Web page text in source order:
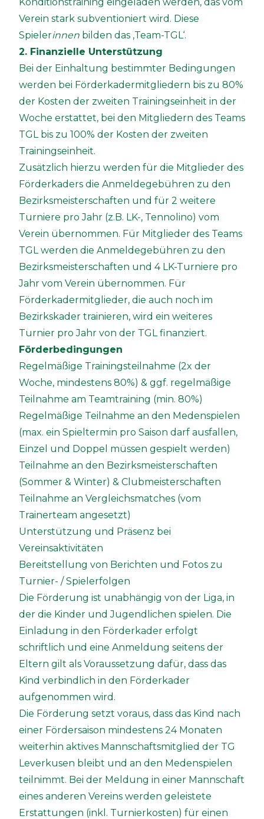
Verein stark subventioniert wird. Diese
Spielerinnen bilden das ‚Team-TGL‘.
2. Finanzielle Unterstützung
Bei der Einhaltung bestimmter Bedingungen
werden bei Förderkadermitgliedern bis zu 80%
der Kosten der zweiten Trainingseinheit in der
Woche erstattet, bei den Mitgliedern des Teams
TGL bis zu 100% der Kosten der zweiten
Trainingseinheit.
Zusätzlich hierzu werden für die Mitglieder des
Förderkaders die Anmeldegebühren zu den
Bezirksmeisterschaften und für 2 weitere
Turniere pro Jahr (z.B. LK-, Tennolino) vom
Verein übernommen. Für Mitglieder des Teams
TGL werden die Anmeldegebühren zu den
Bezirksmeisterschaften und 4 LK-Turniere pro
Jahr vom Verein übernommen. Für
Förderkadermitglieder, die auch noch im
Bezirkskader trainieren, wird ein weiteres
Turnier pro Jahr von der TGL finanziert.
Förderbedingungen
Regelmäßige Trainingsteilnahme (2x der
Woche, mindestens 80%) & ggf. regelmäßige
Teilnahme am Teamtraining (min. 80%)
Regelmäßige Teilnahme an den Medenspielen
(max. ein Spieltermin pro Saison darf ausfallen,
Einzel und Doppel müssen gespielt werden)
Teilnahme an den Bezirksmeisterschaften
(Sommer & Winter) & Clubmeisterschaften
Teilnahme an Vergleichsmatches (vom
Trainerteam angesetzt)
Unterstützung und Präsenz bei
Vereinsaktivitäten
Bereitstellung von Berichten und Fotos zu
Turnier- / Spielerfolgen
Die Förderung ist unabhängig von der Liga, in
der die Kinder und Jugendlichen spielen. Die
Einladung in den Förderkader erfolgt
schriftlich und eine Anmeldung seitens der
Eltern gilt als Voraussetzung dafür, dass das
Kind verbindlich in den Förderkader
aufgenommen wird.
Die Förderung setzt voraus, dass das Kind nach
einer Fördersaison mindestens 24 Monaten
weiterhin aktives Mannschaftsmitglied der TG
Leverkusen bleibt und an den Medenspielen
teilnimmt. Bei der Meldung in einer Mannschaft
eines anderen Vereins werden geleistete
Erstattungen (inkl. Turnierkosten) für einen